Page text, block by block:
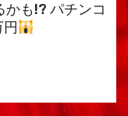
かも!? パチンコ